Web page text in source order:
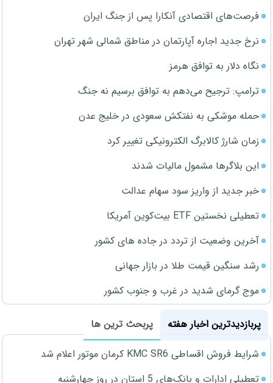
فرصت‌های اقتصادی آنکارا پس از جنگ ایران
نرخ جدید اجاره آپارتمان در مناطق شمالی شهر تهران
نگاه دلار به توافق هرمز
ترامپ: ترجیح می‌دهم به توافق برسیم نه جنگ
حمله موشکی به نفتکش سعودی در خلیج عدن
زمان شارژ کالابرگ الکترونیکی تغییر کرد
این بلاگرها مشمول مالیات شدند
خبر جدید از واریز سود سهام عدالت
تعطیلی نخستین ETF بیت‌کوین آمریکا
آخرین وضعیت از تردد در جاده های کشور
رشد سنگین قیمت طلا در بازار جهانی
موج گرمای شدید در غرب و جنوب کشور
پربازدیدترین اخبار هفته
پربحث ترین ها
شرایط فروش اقساطی KMC SR6 کرمان موتور اعلام شد
تعطیلی ادارات و بانک‌های 5 استان در روز چهارشنبه